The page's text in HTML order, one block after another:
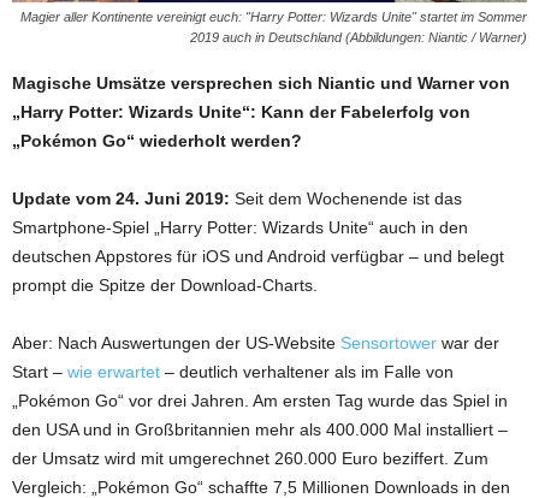
Magier aller Kontinente vereinigt euch: "Harry Potter: Wizards Unite" startet im Sommer
2019 auch in Deutschland (Abbildungen: Niantic / Warner)
Magische Umsätze versprechen sich Niantic und Warner von
„Harry Potter: Wizards Unite“: Kann der Fabelerfolg von
„Pokémon Go“ wiederholt werden?
Update vom 24. Juni 2019: Seit dem Wochenende ist das
Smartphone-Spiel „Harry Potter: Wizards Unite“ auch in den
deutschen Appstores für iOS und Android verfügbar – und belegt
prompt die Spitze der Download-Charts.
Aber: Nach Auswertungen der US-Website Sensortower war der
Start – wie erwartet – deutlich verhaltener als im Falle von
„Pokémon Go“ vor drei Jahren. Am ersten Tag wurde das Spiel in
den USA und in Großbritannien mehr als 400.000 Mal installiert –
der Umsatz wird mit umgerechnet 260.000 Euro beziffert. Zum
Vergleich: „Pokémon Go“ schaffte 7,5 Millionen Downloads in den